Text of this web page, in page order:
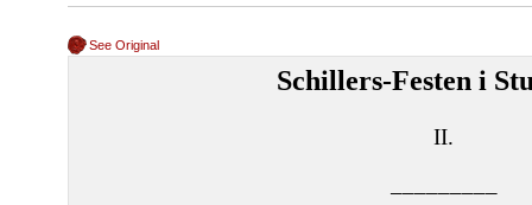
See Original
Schillers-Festen i
II.
–––––––––